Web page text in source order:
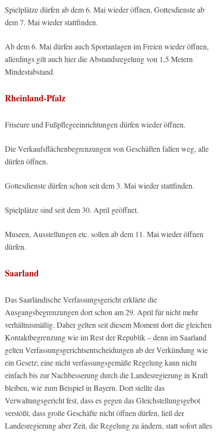
Spielplätze dürfen ab dem 6. Mai wieder öffnen, Gottesdienste ab
dem 7. Mai wieder stattfinden.
Ab dem 6. Mai dürfen auch Sportanlagen im Freien wieder öffnen,
allerdings gilt auch hier die Abstandsregelung von 1,5 Metern
Mindestabstand.
Rheinland-Pfalz
Friseure und Fußpflegeeinrichtungen dürfen wieder öffnen.
Die Verkaufsflächenbegrenzungen von Geschäften fallen weg, alle
dürfen öffnen.
Gottesdienste dürfen schon seit dem 3. Mai wieder stattfinden.
Spielplätze sind seit dem 30. April geöffnet.
Museen, Ausstellungen etc. sollen ab dem 11. Mai wieder öffnen
dürfen.
Saarland
Das Saarländische Verfassungsgericht erklärte die
Ausgangsbegrenzungen dort schon am 29. April für nicht mehr
verhältnismäßig. Daher gelten seit diesem Moment dort die gleichen
Kontaktbegrenzung wie im Rest der Republik – denn im Saarland
gelten Verfassungsgerichtsentscheidungen ab der Verkündung wie
ein Gesetz; eine nicht verfassungsgemäße Regelung kann nicht
einfach bis zur Nachbesserung durch die Landesregierung in Kraft
bleiben, wie zum Beispiel in Bayern. Dort stellte das
Verwaltungsgericht fest, dass es gegen das Gleichstellungsgebot
verstößt, dass große Geschäfte nicht öffnen dürfen, ließ der
Landesregierung aber Zeit, die Regelung zu ändern, statt sofort alles